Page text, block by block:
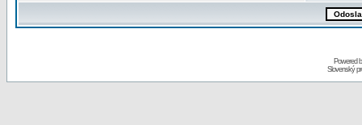
Powered
Slovenský